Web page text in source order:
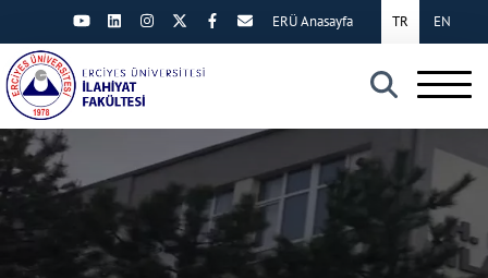
×
TR EN
ERÜ Anasayfa